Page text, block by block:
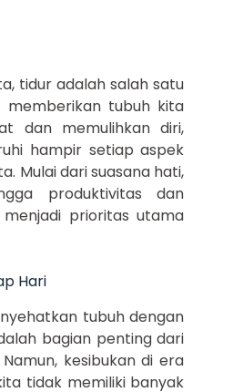
tidur adalah salah satu
tubuh kita
dan memulihkan diri,
hampir setiap aspek
Mulai dari suasana hati,
produktivitas dan
prioritas utama
Hari
tubuh dengan
bagian penting dari
kesibukan di era
tidak memiliki banyak